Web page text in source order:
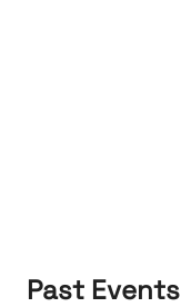
Past Events